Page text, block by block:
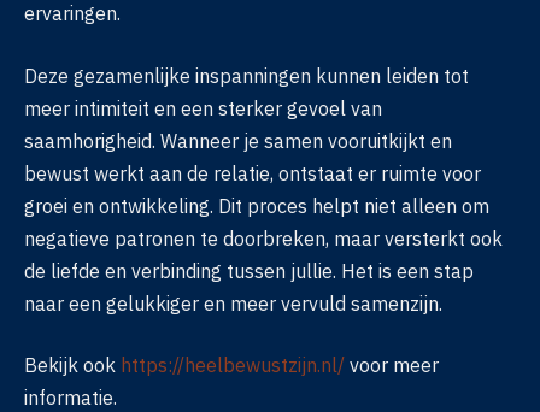
ervaringen.
Deze gezamenlijke inspanningen kunnen leiden tot
meer intimiteit en een sterker gevoel van
saamhorigheid. Wanneer je samen vooruitkijkt en
bewust werkt aan de relatie, ontstaat er ruimte voor
groei en ontwikkeling. Dit proces helpt niet alleen om
negatieve patronen te doorbreken, maar versterkt ook
de liefde en verbinding tussen jullie. Het is een stap
naar een gelukkiger en meer vervuld samenzijn.
Bekijk ook https://heelbewustzijn.nl/ voor meer
informatie.